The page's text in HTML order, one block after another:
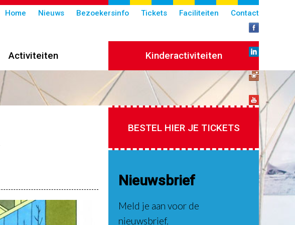
Submenu
header
Home Nieuws Bezoekersinfo Tickets Faciliteiten Contact
Activiteiten Kinderactiviteiten
BESTEL HIER JE TICKETS
Nieuwsbrief
Meld je aan voor de
nieuwsbrief.